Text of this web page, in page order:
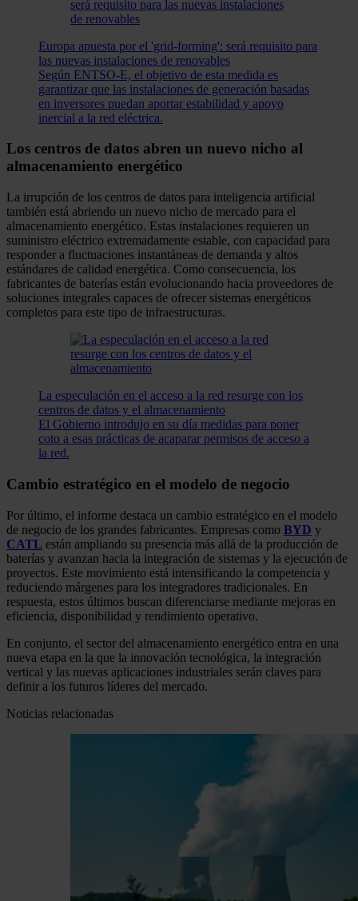
Europa apuesta por el 'grid-forming': será requisito para
las nuevas instalaciones de renovables
Según ENTSO-E, el objetivo de esta medida es
garantizar que las instalaciones de generación basadas
en inversores puedan aportar estabilidad y apoyo
inercial a la red eléctrica.
Los centros de datos abren un nuevo nicho al
almacenamiento energético
La irrupción de los centros de datos para inteligencia artificial
también está abriendo un nuevo nicho de mercado para el
almacenamiento energético. Estas instalaciones requieren un
suministro eléctrico extremadamente estable, con capacidad para
responder a fluctuaciones instantáneas de demanda y altos
estándares de calidad energética. Como consecuencia, los
fabricantes de baterías están evolucionando hacia proveedores de
soluciones integrales capaces de ofrecer sistemas energéticos
completos para este tipo de infraestructuras.
La especulación en el acceso a la red resurge con los
centros de datos y el almacenamiento
El Gobierno introdujo en su día medidas para poner
coto a esas prácticas de acaparar permisos de acceso a
la red.
Cambio estratégico en el modelo de negocio
Por último, el informe destaca un cambio estratégico en el modelo
de negocio de los grandes fabricantes. Empresas como BYD y
CATL están ampliando su presencia más allá de la producción de
baterías y avanzan hacia la integración de sistemas y la ejecución de
proyectos. Este movimiento está intensificando la competencia y
reduciendo márgenes para los integradores tradicionales. En
respuesta, estos últimos buscan diferenciarse mediante mejoras en
eficiencia, disponibilidad y rendimiento operativo.
En conjunto, el sector del almacenamiento energético entra en una
nueva etapa en la que la innovación tecnológica, la integración
vertical y las nuevas aplicaciones industriales serán claves para
definir a los futuros líderes del mercado.
Noticias relacionadas